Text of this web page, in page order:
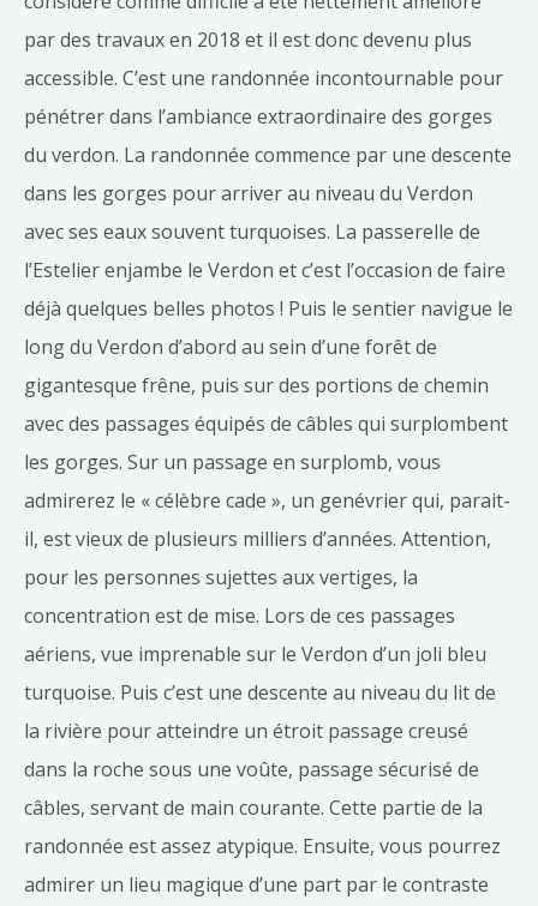
par des travaux en 2018 et il est donc devenu plus
accessible. C’est une randonnée incontournable pour
pénétrer dans l’ambiance extraordinaire des gorges
du verdon. La randonnée commence par une descente
dans les gorges pour arriver au niveau du Verdon
avec ses eaux souvent turquoises. La passerelle de
l’Estelier enjambe le Verdon et c’est l’occasion de faire
déjà quelques belles photos ! Puis le sentier navigue le
long du Verdon d’abord au sein d’une forêt de
gigantesque frêne, puis sur des portions de chemin
avec des passages équipés de câbles qui surplombent
les gorges. Sur un passage en surplomb, vous
admirerez le « célèbre cade », un genévrier qui, parait-
il, est vieux de plusieurs milliers d’années. Attention,
pour les personnes sujettes aux vertiges, la
concentration est de mise. Lors de ces passages
aériens, vue imprenable sur le Verdon d’un joli bleu
turquoise. Puis c’est une descente au niveau du lit de
la rivière pour atteindre un étroit passage creusé
dans la roche sous une voûte, passage sécurisé de
câbles, servant de main courante. Cette partie de la
randonnée est assez atypique. Ensuite, vous pourrez
admirer un lieu magique d’une part par le contraste